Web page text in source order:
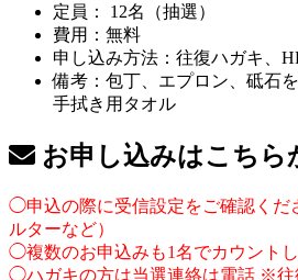
定員： 12名（抽選）
費用：無料
申し込み方法：往復ハガキ、
備考：包丁、エプロン、砥石
手拭き用タオル
お申し込みはこちら
◯申込の際に受信設定をご確認くだ
ルターなど）
◯複数のお申込みも1名でカウントし
◯ハガキの方は当選連絡は電話 ※往